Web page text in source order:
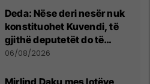
Deda: Nëse deri nesër nuk
konstituohet Kuvendi, të
gjithë deputetët do të
bëjnë shkelje të rëndë
06/08/2026
Mirlind Daku mes lotëve